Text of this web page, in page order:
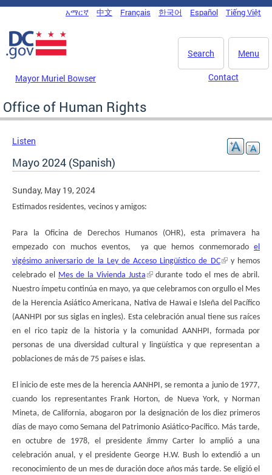
Skip to main content
DC Agency Top Menu
አማርኛ 中文 Français 한국어 Español Tiếng Việt
Menu
Search
Mayor Muriel Bowser Contact
Office of Human Rights
Listen
Mayo 2024 (Spanish)
Sunday, May 19, 2024
Estimados residentes, vecinos y amigos:
Para la Oficina de Derechos Humanos (OHR), esta primavera ha
empezado con muchos eventos, ya que hemos conmemorado el
vigésimo aniversario de la Ley de Acceso Lingüístico de DC
y hemos
celebrado el
Mes de la Vivienda Justa
durante todo el mes de abril.
Nuestro ímpetu continúa en mayo, ya que celebramos con orgullo el Mes
de la Herencia Asiático Americana, Nativa de Hawai e Isleña del Pacífico
(AANHPI por sus siglas en ingles). Esta celebración anual tiene sus raíces
en el rico tapiz de la historia y la comunidad AANHPI, formada por
personas de una diversidad cultural y lingüística y que representan a
poblaciones de más de 75 países e islas.
El inicio de este mes de la herencia AANHPI, se remonta a junio de 1977,
cuando los representantes Frank Horton, de Nueva York, y Norman
Mineta, de California, abogaron por la designación de los diez primeros
días de mayo como Semana del Patrimonio Asiático-Pacífico. Más tarde,
en octubre de 1978, el presidente Jimmy Carter lo amplió a una
celebración anual, y el presidente George H.W. Bush lo extendió a un
reconocimiento de un mes de duración doce años más tarde. Se eligió el